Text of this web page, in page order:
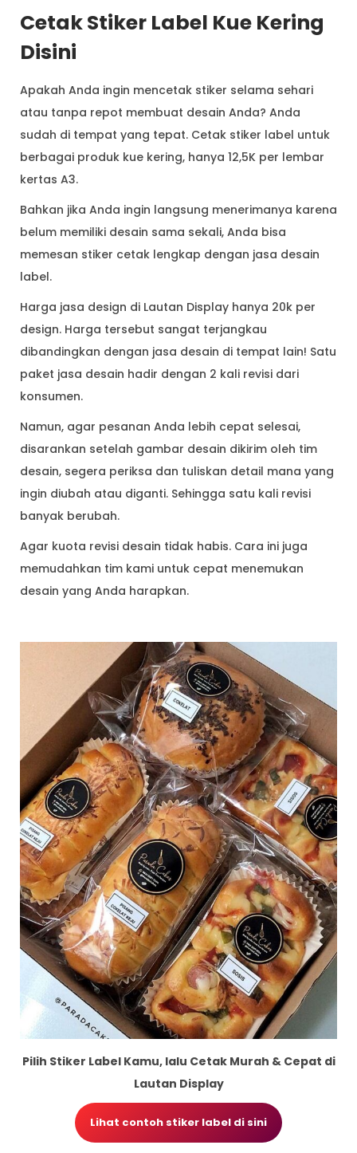
Cetak Stiker Label Kue Kering
Disini
Apakah Anda ingin mencetak stiker selama sehari
atau tanpa repot membuat desain Anda? Anda
sudah di tempat yang tepat. Cetak stiker label untuk
berbagai produk kue kering, hanya 12,5K per lembar
kertas A3.
Bahkan jika Anda ingin langsung menerimanya karena
belum memiliki desain sama sekali, Anda bisa
memesan stiker cetak lengkap dengan jasa desain
label.
Harga jasa design di Lautan Display hanya 20k per
design. Harga tersebut sangat terjangkau
dibandingkan dengan jasa desain di tempat lain! Satu
paket jasa desain hadir dengan 2 kali revisi dari
konsumen.
Namun, agar pesanan Anda lebih cepat selesai,
disarankan setelah gambar desain dikirim oleh tim
desain, segera periksa dan tuliskan detail mana yang
ingin diubah atau diganti. Sehingga satu kali revisi
banyak berubah.
Agar kuota revisi desain tidak habis. Cara ini juga
memudahkan tim kami untuk cepat menemukan
desain yang Anda harapkan.
Pilih Stiker Label Kamu, lalu Cetak Murah & Cepat di
Lautan Display
Lihat contoh stiker label di sini